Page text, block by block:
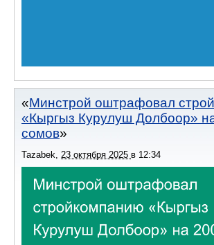
Минстрой оштрафовал
«Кыргыз Курулуш Долбоор»
сомов
Tazabek 23 октября 2025 в 12:34